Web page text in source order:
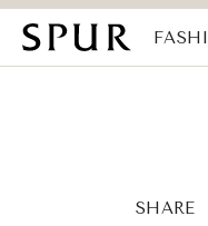
SHARE